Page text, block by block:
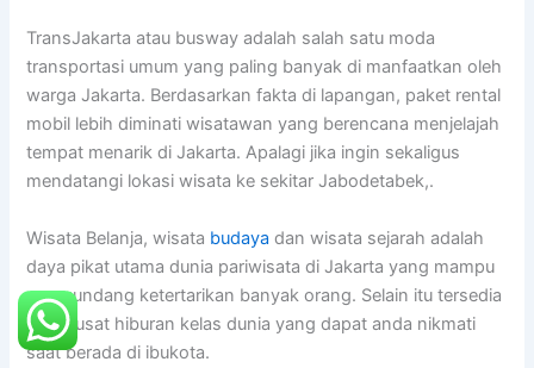
TransJakarta atau busway adalah salah satu moda
transportasi umum yang paling banyak di manfaatkan oleh
warga Jakarta. Berdasarkan fakta di lapangan, paket rental
mobil lebih diminati wisatawan yang berencana menjelajah
tempat menarik di Jakarta. Apalagi jika ingin sekaligus
mendatangi lokasi wisata ke sekitar Jabodetabek,.
Wisata Belanja, wisata budaya dan wisata sejarah adalah
daya pikat utama dunia pariwisata di Jakarta yang mampu
mengundang ketertarikan banyak orang. Selain itu tersedia
juga pusat hiburan kelas dunia yang dapat anda nikmati
saat berada di ibukota.